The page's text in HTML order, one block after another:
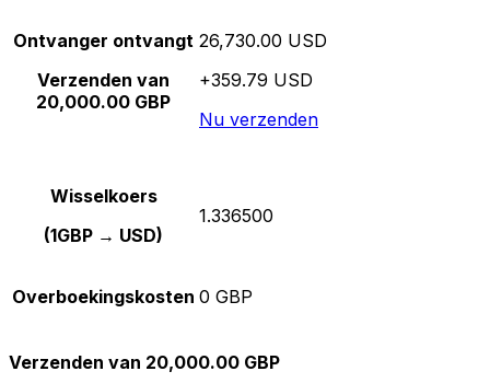
Ontvanger ontvangt
Verzenden van
20,000.00 GBP
26,730.00 USD
+359.79 USD
Nu verzenden
Wisselkoers
(1GBP → USD)
1.336500
Overboekingskosten 0 GBP
Verzenden van 20,000.00 GBP